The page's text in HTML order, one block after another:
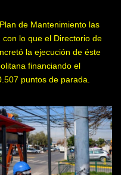
de Mantenimiento las
lo que el Directorio de
la ejecución de éste
financiando el
puntos de parada.